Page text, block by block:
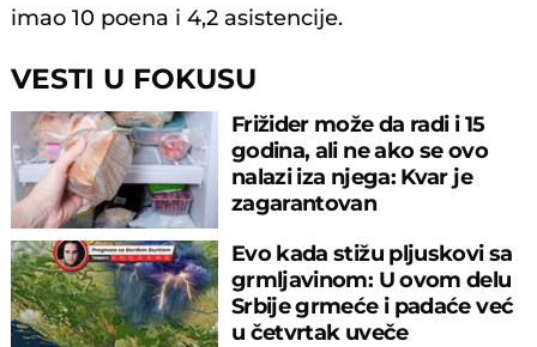
imao 10 poena i 4,2 asistencije.
VESTI U FOKUSU
Frižider može da radi i 15
godina, ali ne ako se ovo
nalazi iza njega: Kvar je
zagarantovan
Evo kada stižu pljuskovi sa
grmljavinom: U ovom delu
Srbije grmeće i padaće već
u četvrtak uveče